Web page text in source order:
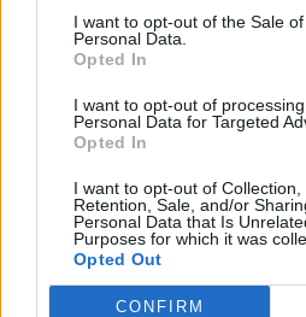
I want to opt-out of the Sale
Personal Data.
Opted In
I want to opt-out of
Personal Data for Targeted
Opted In
I want to opt-out of Collection,
Retention, Sale, and/or
Personal Data that Is
Purposes for which it was
Opted Out
CONFIRM
TheCars.gr| 12/02/2026 13:00
Το νέο BYD ATTO 3
διαθέσιμο με
αυτονομία έως